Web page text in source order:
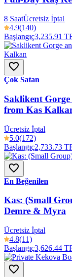
8 SaatÜcretsiz İptal
4.9(140)
Başlangıç3,235.91
Çok Satan
Saklikent
from Kas
Ücretsiz İptal
5.0(172)
Başlangıç2,733.73
En Beğenilen
Kas: (Small
Demre & Myra
Ücretsiz İptal
4.8(11)
Başlangıç3,626.44